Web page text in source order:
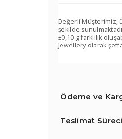
Değerli Müşterimiz;
şekilde
±0,10 g farklılık
Jewellery olarak
Ödeme ve
Teslimat Süreci